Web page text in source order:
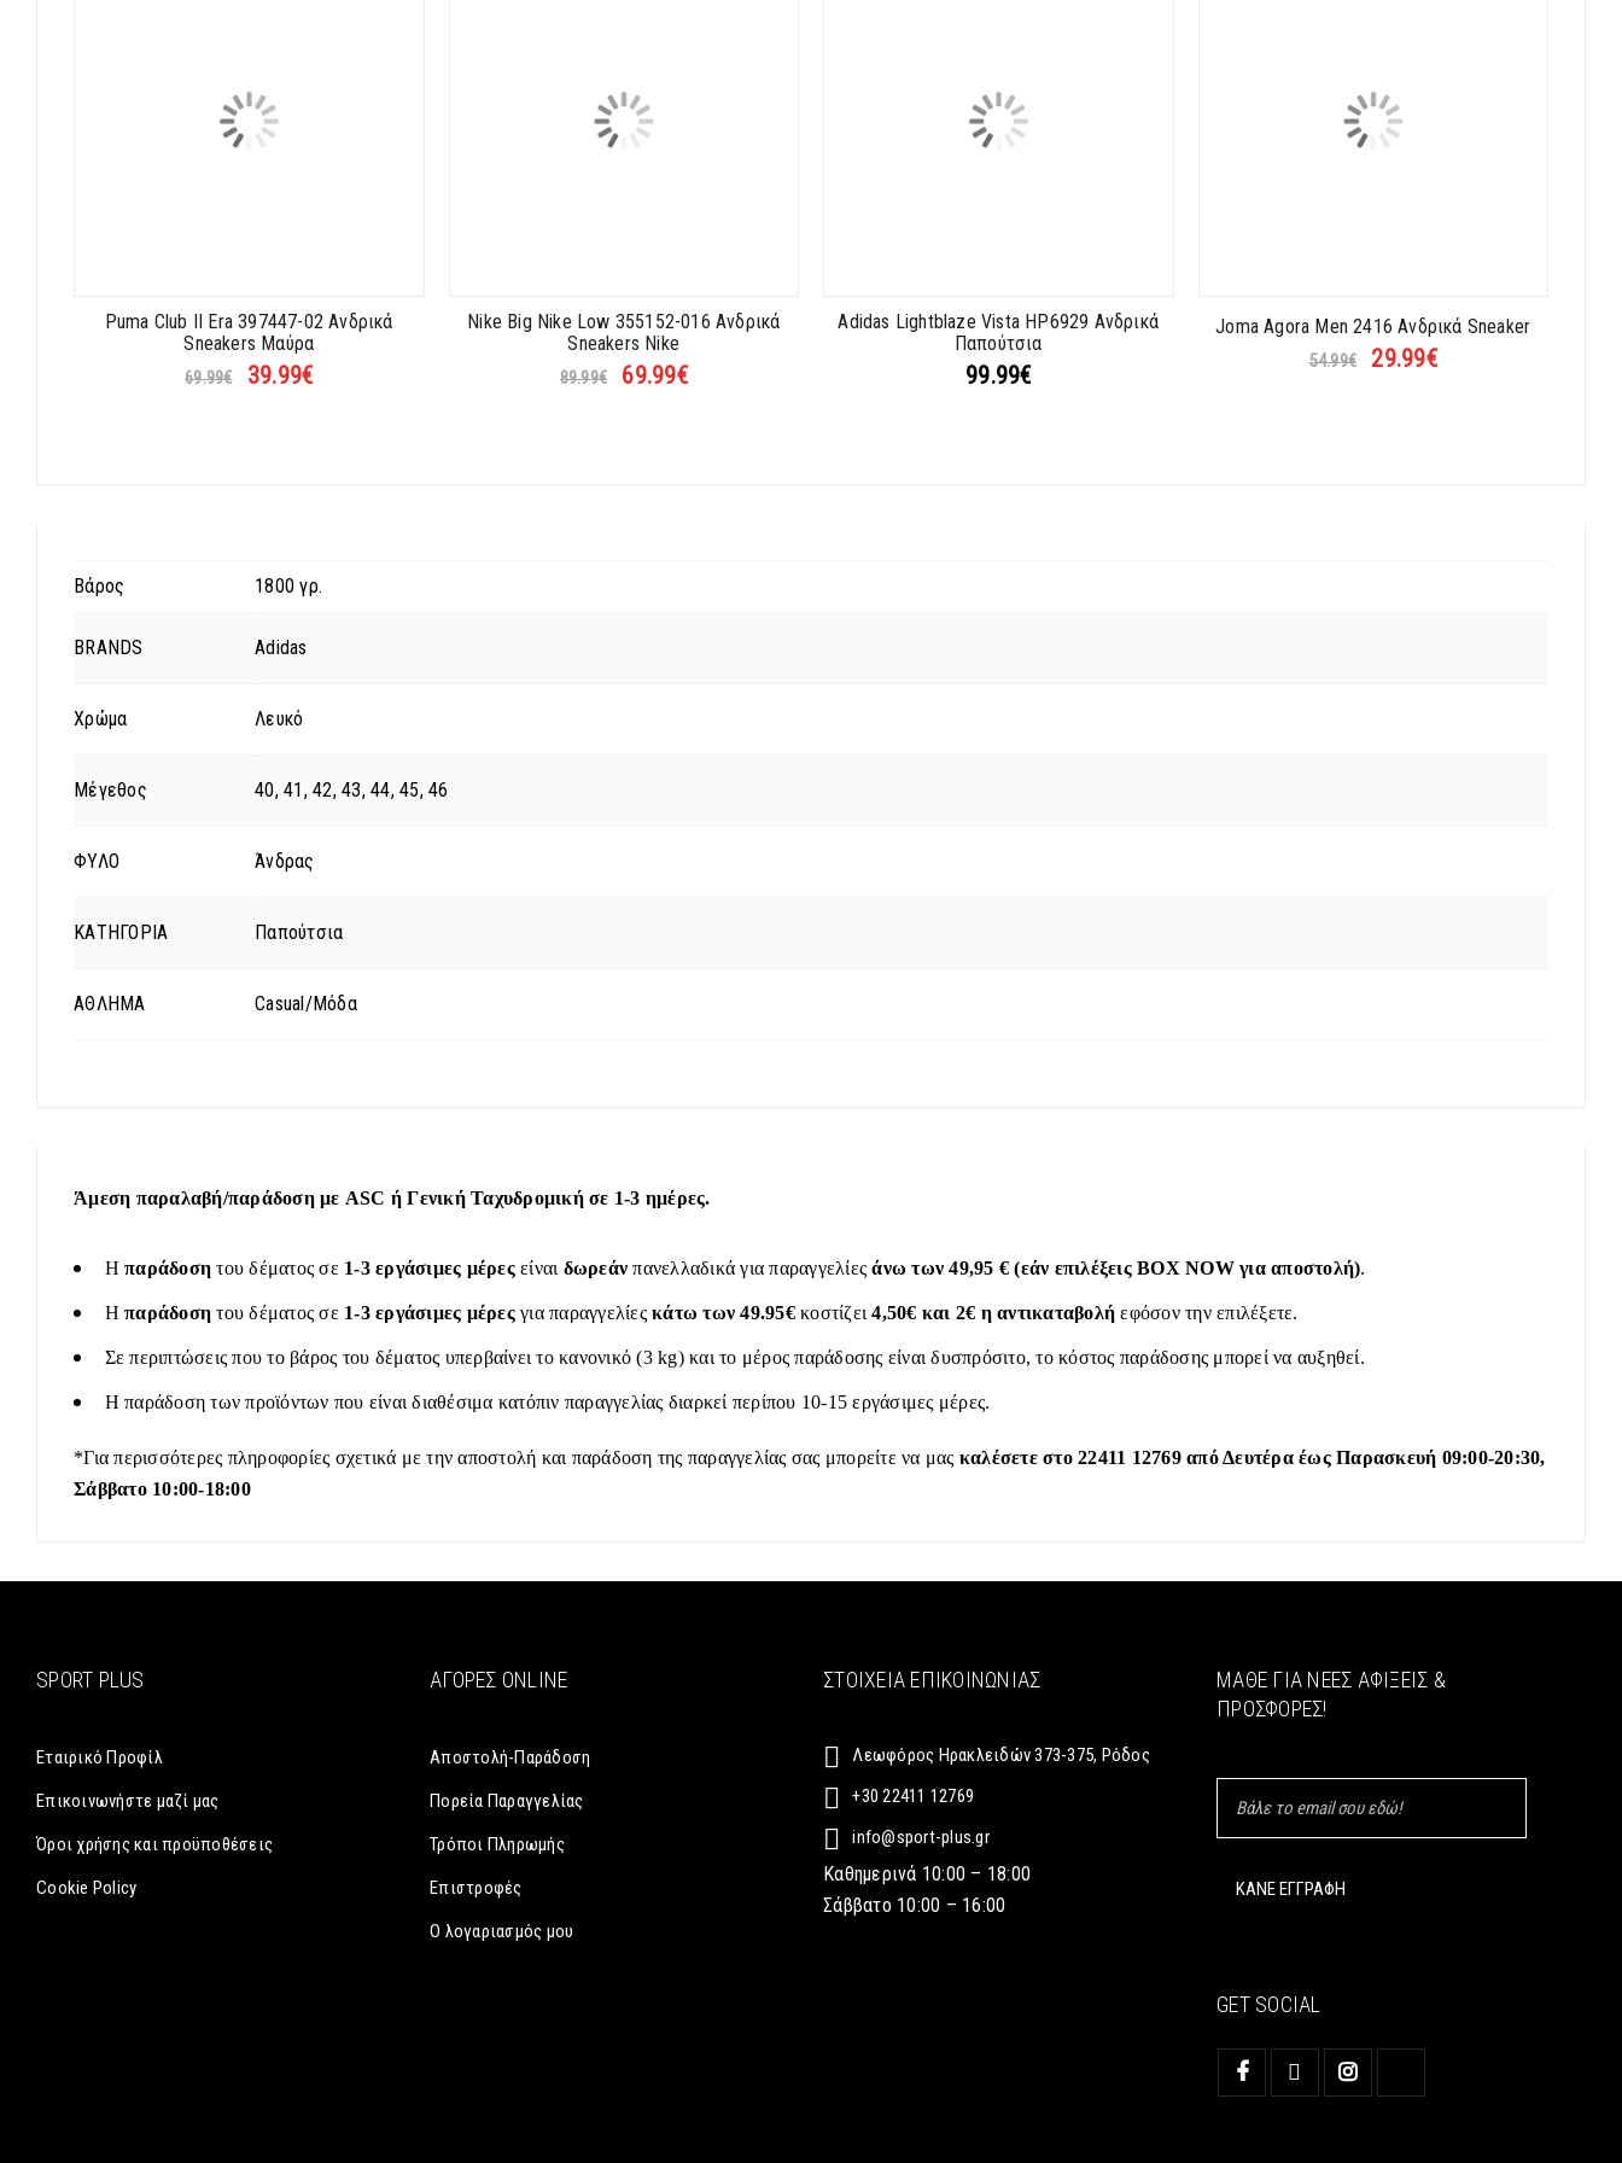
Puma Club II Era 397447-02 Ανδρικά
Sneakers Μαύρα
69.99€ 39.99€
Nike Big Nike Low 355152-016 Ανδρικά
Sneakers Nike
89.99€ 69.99€
Adidas Lightblaze Vista HP6929 Ανδρικά
Παπούτσια
99.99€
Joma Agora Men 2416 Ανδρικά Sneaker
54.99€ 29.99€
Βάρος 1800 γρ.
BRANDS Adidas
Χρώμα Λευκό
Μέγεθος 40, 41, 42, 43, 44, 45, 46
ΦΥΛΟ Άνδρας
ΚΑΤΗΓΟΡΙΑ Παπούτσια
ΑΘΛΗΜΑ Casual/Μόδα
Άμεση παραλαβή/παράδοση με ASC ή Γενική Ταχυδρομική σε 1-3 ημέρες.
Ηπαράδοση του δέματος σε 1-3 εργάσιμες μέρεςείναι δωρεάν πανελλαδικά για παραγγελίεςάνω των 49,95 € (εάν επιλέξεις BOX NOW για αποστολή).
Ηπαράδοση του δέματος σε 1-3 εργάσιμες μέρεςγια παραγγελίεςκάτω των 49.95€κοστίζει4,50€ και 2€ η αντικαταβολή εφόσον την επιλέξετε.
Σε περιπτώσεις που το βάρος του δέματος υπερβαίνει το κανονικό (3 kg) και το μέρος παράδοσης είναι δυσπρόσιτο, το κόστος παράδοσης μπορεί να αυξηθεί.
Η παράδοση των προϊόντων που είναι διαθέσιμα κατόπιν παραγγελίας διαρκεί περίπου 10-15 εργάσιμες μέρες.
*Για περισσότερες πληροφορίες σχετικά με την αποστολή και παράδοση της παραγγελίας σας μπορείτε να μας καλέσετε στο 22411 12769 από Δευτέρα έως Παρασκευή 09:00-20:30,
Σάββατο 10:00-18:00
SPORT PLUS
Εταιρικό Προφίλ
Επικοινωνήστε μαζί μας
Όροι χρήσης και προϋποθέσεις
Cookie Policy
ΑΓΟΡΈΣ ONLINE
Αποστολή-Παράδοση
Πορεία Παραγγελίας
Τρόποι Πληρωμής
Επιστροφές
Ο λογαριασμός μου
ΣΤΟΙΧΕΊΑ ΕΠΙΚΟΙΝΩΝΊΑΣ
Λεωφόρος Ηρακλειδών 373-375, Ρόδος
+30 22411 12769
info@sport-plus.gr
Καθημερινά 10:00 – 18:00
Σάββατο 10:00 – 16:00
ΜΆΘΕ ΓΙΑ ΝΈΕΣ ΑΦΊΞΕΙΣ &
ΠΡΟΣΦΟΡΈΣ!
GET SOCIAL